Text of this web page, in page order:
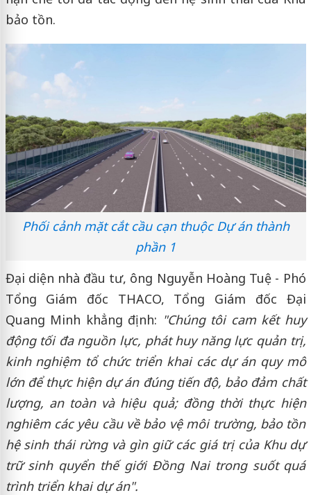
bảo tồn.
Phối cảnh mặt cắt cầu cạn thuộc Dự án thành
phần 1
Đại diện nhà đầu tư, ông Nguyễn Hoàng Tuệ - Phó
Tổng Giám đốc THACO, Tổng Giám đốc Đại
Quang Minh khẳng định: "Chúng tôi cam kết huy
động tối đa nguồn lực, phát huy năng lực quản trị,
kinh nghiệm tổ chức triển khai các dự án quy mô
lớn để thực hiện dự án đúng tiến độ, bảo đảm chất
lượng, an toàn và hiệu quả; đồng thời thực hiện
nghiêm các yêu cầu về bảo vệ môi trường, bảo tồn
hệ sinh thái rừng và gìn giữ các giá trị của Khu dự
trữ sinh quyển thế giới Đồng Nai trong suốt quá
trình triển khai dự án".